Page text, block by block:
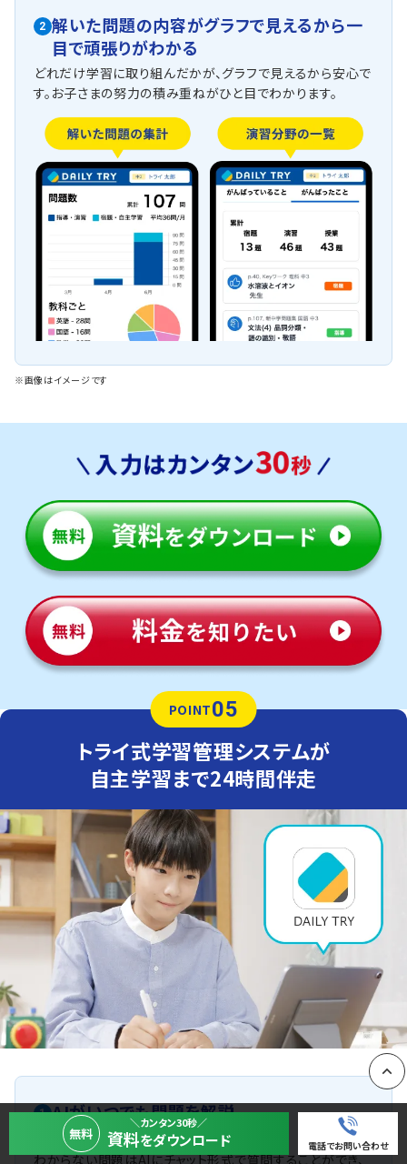
2 解いた問題の内容がグラフで見えるから一
目で頑張りがわかる
どれだけ学習に取り組んだかが、グラフで見えるから安心で
す。お子さまの努力の積み重ねがひと目でわかります。
※画像はイメージです
POINT05
トライ式学習管理システムが
自主学習まで24時間伴走
1 AIがいつでも問題を解説、
学習を24時間サポート
わからない問題はAIにチャット形式で質問することができ、
無料
＼カンタン30秒／
資料をダウンロード 電話でお問い合わせ